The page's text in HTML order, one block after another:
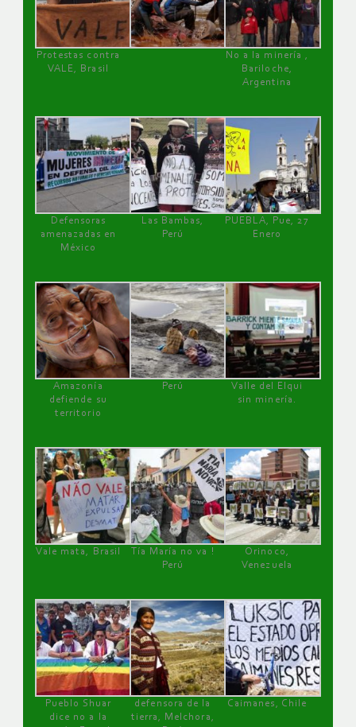
Protestas contra
VALE, Brasil
No a la minería ,
Bariloche,
Argentina
Defensoras
amenazadas en
México
Las Bambas,
Perú
PUEBLA, Pue, 27
Enero
Amazonía
defiende su
territorio
Perú
Valle del Elqui
sin minería.
Vale mata, Brasil
Tía María no va !
Perú
Orinoco,
Venezuela
Pueblo Shuar
dice no a la
defensora de la
tierra, Melchora,
Caimanes, Chile